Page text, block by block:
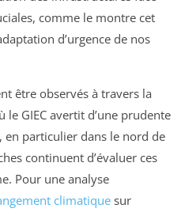
comme le montre cet
d’urgence de nos
être observés à travers la
le GIEC avertit d’une prudente
particulier dans le nord de
continuent d’évaluer ces
Pour une analyse
climatique sur